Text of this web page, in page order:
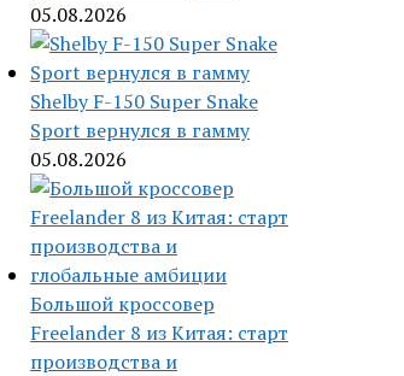
05.08.2026
Shelby F-150 Super Snake
Sport вернулся в гамму
05.08.2026
Большой кроссовер
Freelander 8 из Китая: старт
производства и